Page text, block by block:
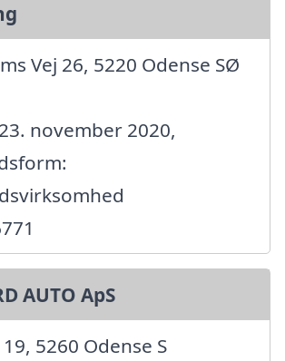
Vej 26, 5220 Odense SØ
november 2020,
AUTO ApS
5260 Odense S